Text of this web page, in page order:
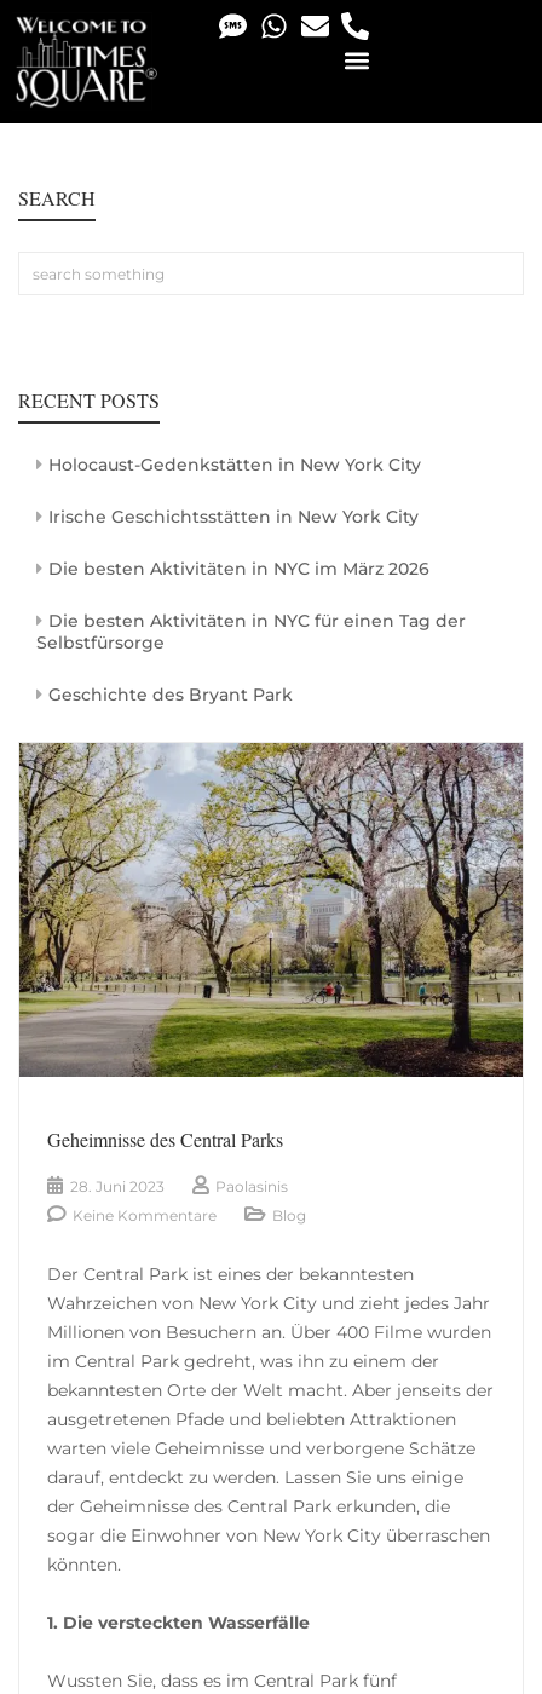
SEARCH
RECENT POSTS
Holocaust-Gedenkstätten in New York City
Irische Geschichtsstätten in New York City
Die besten Aktivitäten in NYC im März 2026
Die besten Aktivitäten in NYC für einen Tag der
Selbstfürsorge
Geschichte des Bryant Park
Geheimnisse des Central Parks
28. Juni 2023
Paolasinis
Keine Kommentare
Blog
Der Central Park ist eines der bekanntesten
Wahrzeichen von New York City und zieht jedes Jahr
Millionen von Besuchern an. Über 400 Filme wurden
im Central Park gedreht, was ihn zu einem der
bekanntesten Orte der Welt macht. Aber jenseits der
ausgetretenen Pfade und beliebten Attraktionen
warten viele Geheimnisse und verborgene Schätze
darauf, entdeckt zu werden. Lassen Sie uns einige
der Geheimnisse des Central Park erkunden, die
sogar die Einwohner von New York City überraschen
könnten.
1. Die versteckten Wasserfälle
Wussten Sie, dass es im Central Park fünf